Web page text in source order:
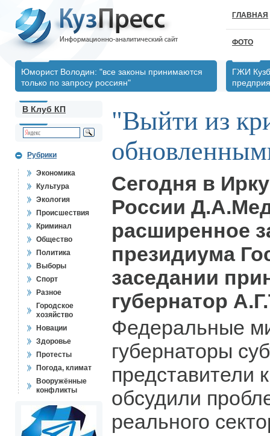
ГЛАВНАЯ
ФОТО
Юморист Володин: "все законы принимаются
только по запросу россиян"
ГЖИ
В Клуб КП
Рубрики
Экономика
Культура
Экология
Происшествия
Криминал
Общество
Политика
Выборы
Спорт
Разное
Городское
хозяйство
Новации
Здоровье
Протесты
Погода, климат
Вооружённые
конфликты
"Выйти из
Сегодня в
России
расширенное
президиума
заседании
губернатор
Федеральные
губернаторы
представители
обсудили
реального